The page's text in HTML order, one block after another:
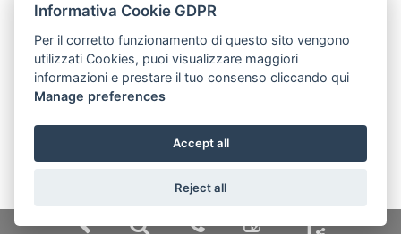
© | P.IVA 04683000485
Mobile Application v.2019 -
Informativa Cookie GDPR
Per il corretto funzionamento di questo sito vengono
utilizzati Cookies, puoi visualizzare maggiori
informazioni e prestare il tuo consenso cliccando qui
Manage preferences
Accept all
Reject all